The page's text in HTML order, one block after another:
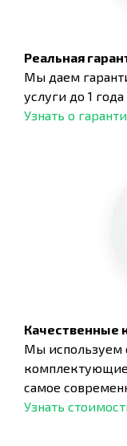
Реальная
Мы даем
услуги до 1 года
Узнать о
Качественные
Мы используем
самое
Узнать